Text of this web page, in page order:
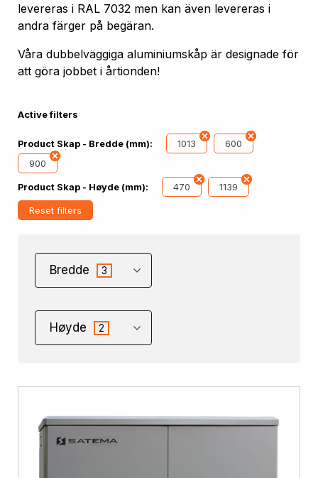
levereras i RAL 7032 men kan även levereras i
andra färger på begäran.
Våra dubbelväggiga aluminiumskåp är designade för
att göra jobbet i årtionden!
Active filters
Product Skap - Bredde (mm): 1013
600
900
Product Skap - Høyde (mm): 470 1139
Reset filters
Bredde 3
Høyde 2